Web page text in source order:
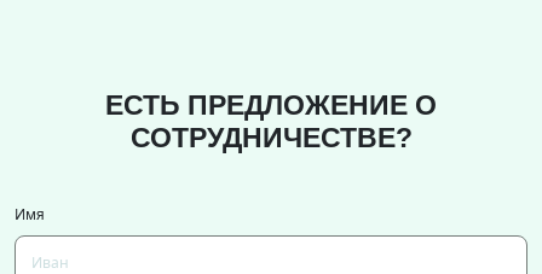
ЕСТЬ ПРЕДЛОЖЕНИЕ О
СОТРУДНИЧЕСТВЕ?
Имя